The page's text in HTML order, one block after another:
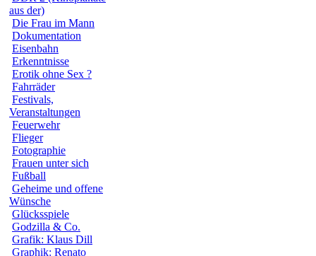
aus der)
Die Frau im Mann
Dokumentation
Eisenbahn
Erkenntnisse
Erotik ohne Sex ?
Fahrräder
Festivals,
Veranstaltungen
Feuerwehr
Flieger
Fotographie
Frauen unter sich
Fußball
Geheime und offene
Wünsche
Glücksspiele
Godzilla & Co.
Grafik: Klaus Dill
Graphik: Renato